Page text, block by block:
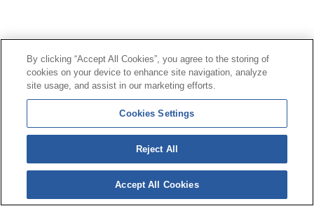
By clicking “Accept All Cookies”, you agree to the storing of
cookies on your device to enhance site navigation, analyze
site usage, and assist in our marketing efforts.
Cookies Settings
Reject All
Accept All Cookies